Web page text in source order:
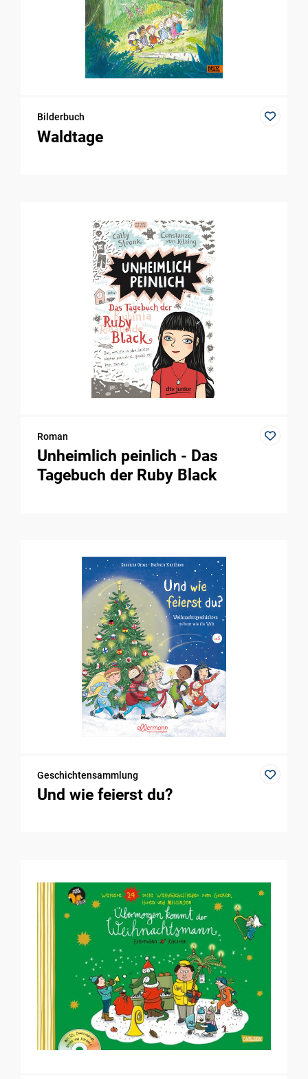
Bilderbuch
Waldtage
Roman
Unheimlich peinlich - Das
Tagebuch der Ruby Black
Geschichtensammlung
Und wie feierst du?